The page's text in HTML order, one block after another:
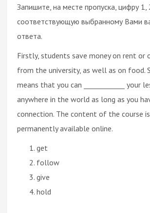
Запишите, на месте пропуска, цифру 1,
соответствующую выбранному Вами
ответа.
Firstly, students save money on rent or
from the university, as well as on food.
means that you can ____________ your
anywhere in the world as long as you
connection. The content of the course
permanently available online.
get
follow
give
hold